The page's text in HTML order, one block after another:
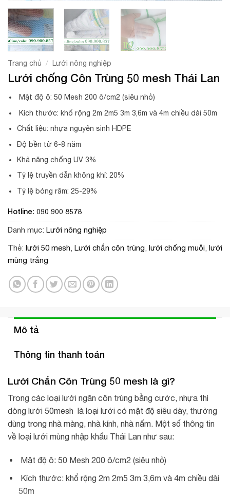
Trang chủ / Lưới nông nghiệp
Lưới chống Côn Trùng 50 mesh Thái Lan
Mật độ ô: 50 Mesh 200 ô/cm2 (siêu nhỏ)
Kích thước: khổ rộng 2m 2m5 3m 3,6m và 4m chiều dài 50m
Chất liệu: nhựa nguyên sinh HDPE
Độ bền từ 6-8 năm
Khả năng chống UV 3%
Tỷ lệ truyền dẫn không khí: 20%
Tỷ lệ bóng râm: 25-29%
Hotline: 090 900 8578
Danh mục: Lưới nông nghiệp
Thẻ: lưới 50 mesh, Lưới chắn côn trùng, lưới chống muỗi, lưới
mùng trắng
Mô tả
Thông tin thanh toán
Lưới Chắn Côn Trùng 50 mesh là gì?
Trong các loại lưới ngăn côn trùng bằng cước, nhựa thì
dòng lưới 50mesh là loại lưới có mật độ siêu dày, thường
dùng trong nhà màng, nhà kính, nhà nấm. Một số thông tin
về loại lưới mùng nhập khẩu Thái Lan như sau:
Mật độ ô: 50 Mesh 200 ô/cm2 (siêu nhỏ)
Kích thước: khổ rộng 2m 2m5 3m 3,6m và 4m chiều dài
50m